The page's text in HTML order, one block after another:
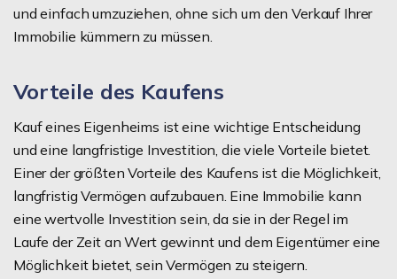
und einfach umzuziehen, ohne sich um den Verkauf Ihrer
Immobilie kümmern zu müssen.
Vorteile des Kaufens
Kauf eines Eigenheims ist eine wichtige Entscheidung
und eine langfristige Investition, die viele Vorteile bietet.
Einer der größten Vorteile des Kaufens ist die Möglichkeit,
langfristig Vermögen aufzubauen. Eine Immobilie kann
eine wertvolle Investition sein, da sie in der Regel im
Laufe der Zeit an Wert gewinnt und dem Eigentümer eine
Möglichkeit bietet, sein Vermögen zu steigern.